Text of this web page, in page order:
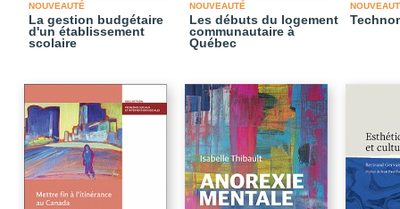
NOUVEAUTÉ
La gestion budgétaire
d'un établissement
scolaire
NOUVEAUTÉ
Les débuts du logement
communautaire à
Québec